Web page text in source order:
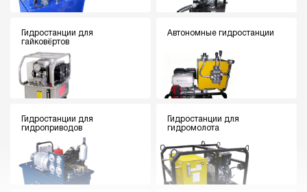
Гидростанции для
гайковёртов
Автономные гидростанции
Гидростанции для
гидроприводов
Гидростанции для
гидромолота